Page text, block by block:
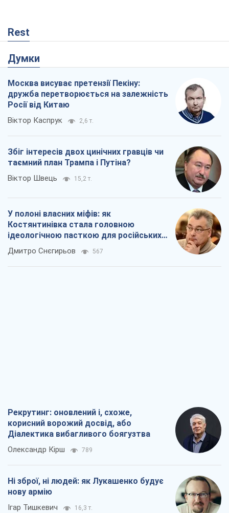
Rest
Думки
Москва висуває претензії Пекіну:
дружба перетворюється на залежність
Росії від Китаю
Віктор Каспрук 2,6 т.
Збіг інтересів двох цинічних гравців чи
таємний план Трампа і Путіна?
Віктор Швець 15,2 т.
У полоні власних міфів: як
Костянтинівка стала головною
ідеологічною пасткою для російських
окупантів
Дмитро Снєгирьов 567
Рекрутинг: оновлений і, схоже,
корисний ворожий досвід, або
Діалектика вибагливого боягузтва
Олександр Кірш 789
Ні зброї, ні людей: як Лукашенко будує
нову армію
Ігар Тишкевич 16,3 т.